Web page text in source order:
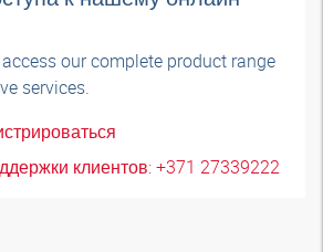
our complete product range
services.
клиентов: +371 27339222